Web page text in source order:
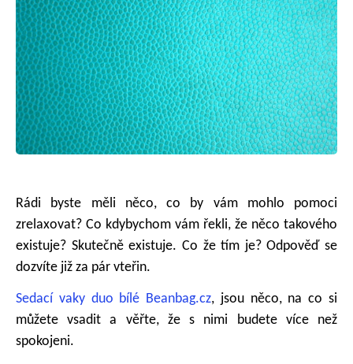
Rádi byste měli něco, co by vám mohlo pomoci
zrelaxovat? Co kdybychom vám řekli, že něco takového
existuje? Skutečně existuje. Co že tím je? Odpověď se
dozvíte již za pár vteřin.
Sedací vaky duo bílé Beanbag.cz, jsou něco, na co si
můžete vsadit a věřte, že s nimi budete více než
spokojeni.